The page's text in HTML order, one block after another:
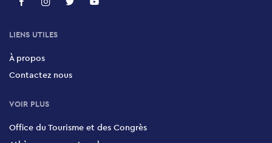
LIENS UTILES
À propos
Contactez nous
VOIR PLUS
Office du Tourisme et des Congrès